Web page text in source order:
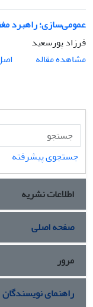
عمومی‌سازی؛ راهبرد
فرزاد پورسعید
مشاهده مقاله
جستجوی پیشرفته
اطلاعات نشریه
صفحه اصلی
مرور
راهنمای نویسندگان